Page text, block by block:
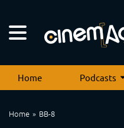
Home Podcasts
Home BB-8